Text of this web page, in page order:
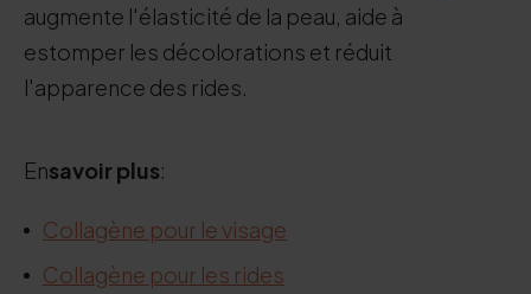
augmente l'élasticité de la peau, aide à
estomper les décolorations et réduit
l'apparence des rides.
Ensavoir plus:
Collagène pour le visage
Collagène pour les rides